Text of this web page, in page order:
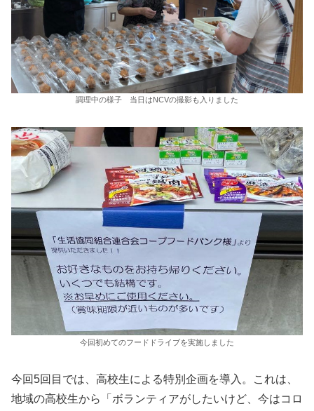
調理中の様子 当日はNCVの撮影も入りました
今回初めてのフードドライブを実施しました
今回5回目では、高校生による特別企画を導入。これは、
地域の高校生から「ボランティアがしたいけど、今はコロ